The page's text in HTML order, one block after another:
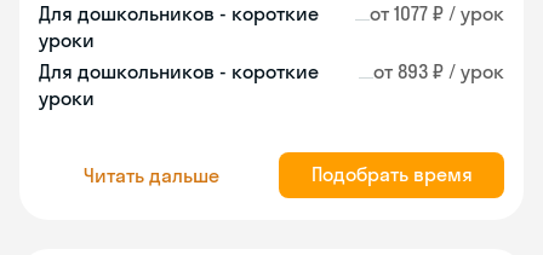
Для дошкольников - короткие
уроки
от 1077 ₽ / урок
Для дошкольников - короткие
уроки
от 893 ₽ / урок
Читать дальше Подобрать время